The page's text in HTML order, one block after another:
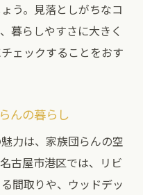
う。見落としがちなコ
暮らしやすさに大きく
ェックすることをおす
んの暮らし
力は、家族団らんの空
古屋市港区では、リビ
間取りや、ウッドデッ